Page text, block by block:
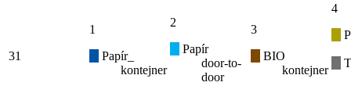
31
1
Papír_
kontejner
2
Papír
door-to-
door
3
BIO
kontejner
4